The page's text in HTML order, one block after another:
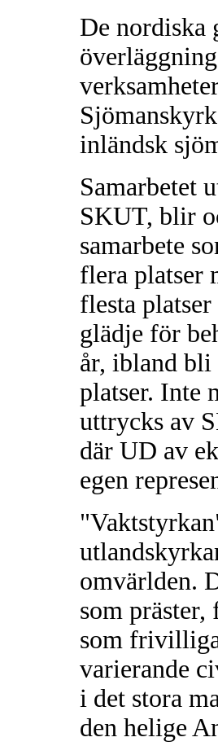
De nordiska
inländsk
Samarbetet
SKUT, blir
samarbete
flera platser
flesta
glädje för
år, ibland bli
platser. Inte
uttrycks av
där UD av
egen
omvärlden.
som präster,
som
varierande
i det stora
den helige